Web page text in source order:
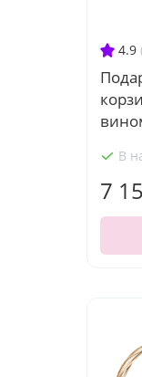
4.9
В
7